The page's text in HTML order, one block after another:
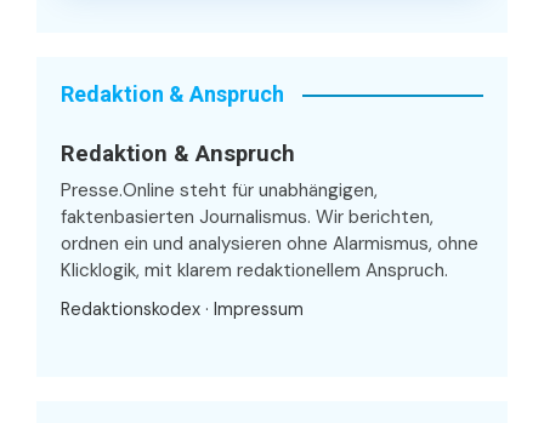
Redaktion & Anspruch
Redaktion & Anspruch
Presse.Online steht für unabhängigen,
faktenbasierten Journalismus. Wir berichten,
ordnen ein und analysieren ohne Alarmismus, ohne
Klicklogik, mit klarem redaktionellem Anspruch.
Redaktionskodex · Impressum